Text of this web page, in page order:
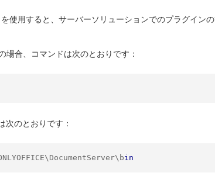
使用すると、サーバーソリューションでのプラグインの
場合、コマンドは次のとおりです：
次のとおりです：
in